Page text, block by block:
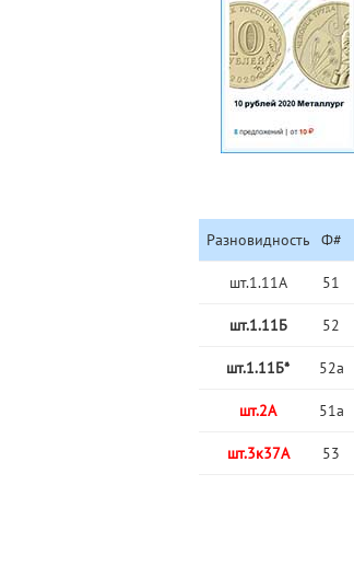
Разновидность Ф#
шт.1.11A 51
шт.1.11Б 52
шт.1.11Б* 52a
шт.2А 51a
шт.3к37А 53